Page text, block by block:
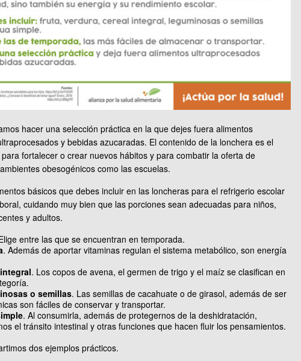
hacer una selección práctica en la que dejes fuera alimentos
y bebidas azucaradas. El contenido de la lonchera es el
fortalecer o crear nuevos hábitos y para combatir la oferta de
obesogénicos como las escuelas.
básicos que debes incluir en las loncheras para el refrigerio escolar
cuidando muy bien que las porciones sean adecuadas para niños,
y adultos.
entre las que se encuentran en temporada.
. Además de aportar vitaminas regulan el sistema metabólico, son energía
. Los copos de avena, el germen de trigo y el maíz se clasifican en
o semillas. Las semillas de cacahuate o de girasol, además de ser
son fáciles de conservar y transportar.
. Al consumirla, además de protegernos de la deshidratación,
el tránsito intestinal y otras funciones que hacen fluir los pensamientos.
dos ejemplos prácticos.